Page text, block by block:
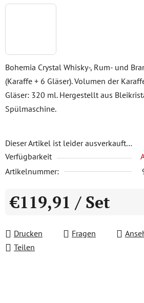
Bohemia Crystal Whisky-, Rum- und
(Karaffe + 6 Gläser). Volumen der
Gläser: 320 ml. Hergestellt aus
Spülmaschine.
Dieser Artikel ist leider ausverkauft…
Verfügbarkeit
Artikelnummer:
€119,91 / Set
Drucken
Fragen
Teilen